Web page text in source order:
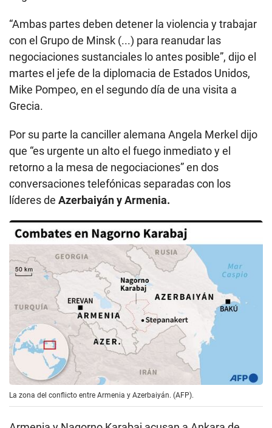
“Ambas partes deben detener la violencia y trabajar
con el Grupo de Minsk (...) para reanudar las
negociaciones sustanciales lo antes posible”, dijo el
martes el jefe de la diplomacia de Estados Unidos,
Mike Pompeo, en el segundo día de una visita a
Grecia.
Por su parte la canciller alemana Angela Merkel dijo
que “es urgente un alto el fuego inmediato y el
retorno a la mesa de negociaciones” en dos
conversaciones telefónicas separadas con los
líderes de Azerbaiyán y Armenia.
La zona del conflicto entre Armenia y Azerbaiyán. (AFP).